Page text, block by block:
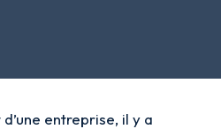
entreprise, il y a